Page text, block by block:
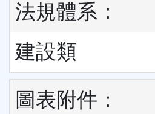
法規體系：
建設類
圖表附件：